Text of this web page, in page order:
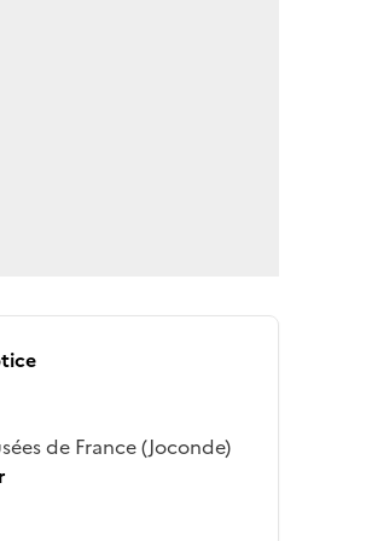
de France (Joconde)